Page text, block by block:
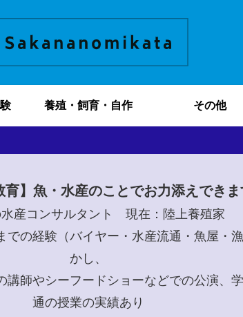
養殖・飼育・自作 その他
育】魚・水産のことでお力添えでき
水産コンサルタント 現在：陸上養殖家
での経験（バイヤー・水産流通・魚屋・
かし、
講師やシーフードショーなどでの公演、
通の授業の実績あり